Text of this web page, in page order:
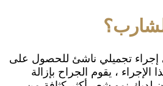
تجميلي ناشئ للحصول على
، يقوم الجراح بإزالة